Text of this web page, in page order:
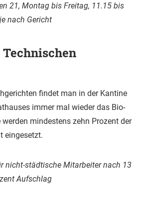
21, Montag bis Freitag, 11.15 bis
nach Gericht
findet man in der Kantine
immer mal wieder das Bio-
werden mindestens zehn Prozent der
eingesetzt.
nicht-städtische Mitarbeiter nach 13
Aufschlag